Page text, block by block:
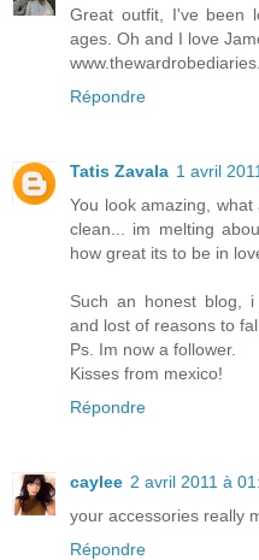
Great outfit, I've been
ages. Oh and I love
Répondre
Tatis Zavala 1 avril
You look amazing,
clean... im melting
how great its to be in
Such an honest blog,
and lost of reasons to
Ps. Im now a follower.
Kisses from mexico!
Répondre
caylee 2 avril 2011 à
your accessories really
Répondre